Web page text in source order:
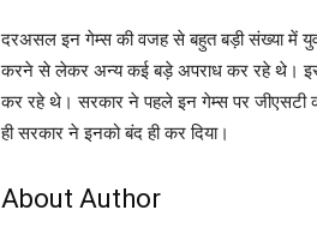
दरअसल इन गेम्स की वजह से बहुत बड़ी संख्या में
करने से लेकर अन्य कई बड़े अपराध कर रहे थे।
कर रहे थे। सरकार ने पहले इन गेम्स पर जीएसटी
ही सरकार ने इनको बंद ही कर दिया।
About Author